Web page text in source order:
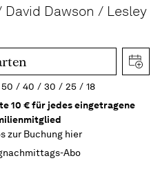
Dawson / Lesley
50 40 30 25
18
10 € für jedes eingetragene
zur Buchung hier
Abo